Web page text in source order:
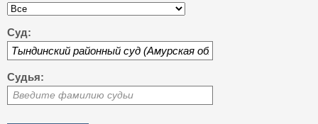
Суд:
Судья:
Введите фамилию судьи